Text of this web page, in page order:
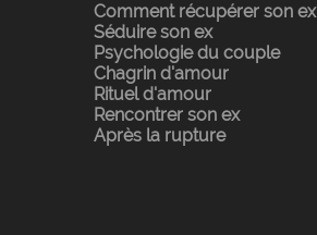
Comment récupérer son ex
Séduire son ex
Psychologie du couple
Chagrin d'amour
Rituel d'amour
Rencontrer son ex
Après la rupture